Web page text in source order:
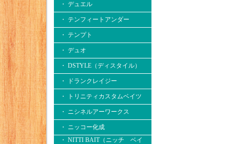
・ デュエル
・ テンフィートアンダー
・ テンプト
・ デュオ
・ DSTYLE（ディスタイル）
・ ドランクレイジー
・ トリニティカスタムベイツ
・ ニシネルアーワークス
・ ニッコー化成
・ NITTI BAIT（ニッチ ベイ